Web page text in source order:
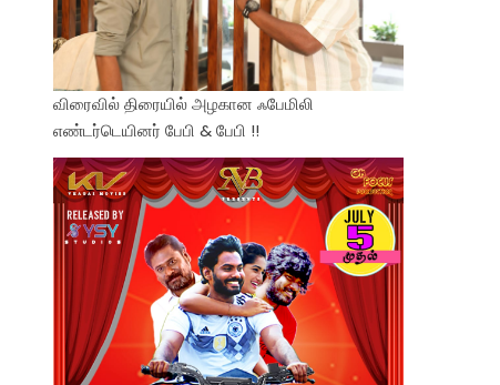
விரைவில் திரையில் அழகான ஃபேமிலி
எண்டர்டெயினர் பேபி & பேபி !!